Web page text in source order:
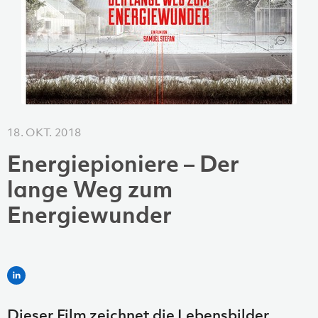
18. OKT. 2018
Energiepioniere – Der
lange Weg zum
Energiewunder